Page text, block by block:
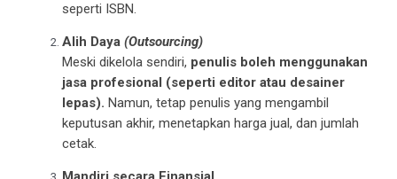
seperti ISBN.
Alih Daya(Outsourcing)
Meski dikelola sendiri, penulis boleh menggunakan
jasa profesional (seperti editor atau desainer
lepas). Namun, tetap penulis yang mengambil
keputusan akhir, menetapkan harga jual, dan jumlah
cetak.